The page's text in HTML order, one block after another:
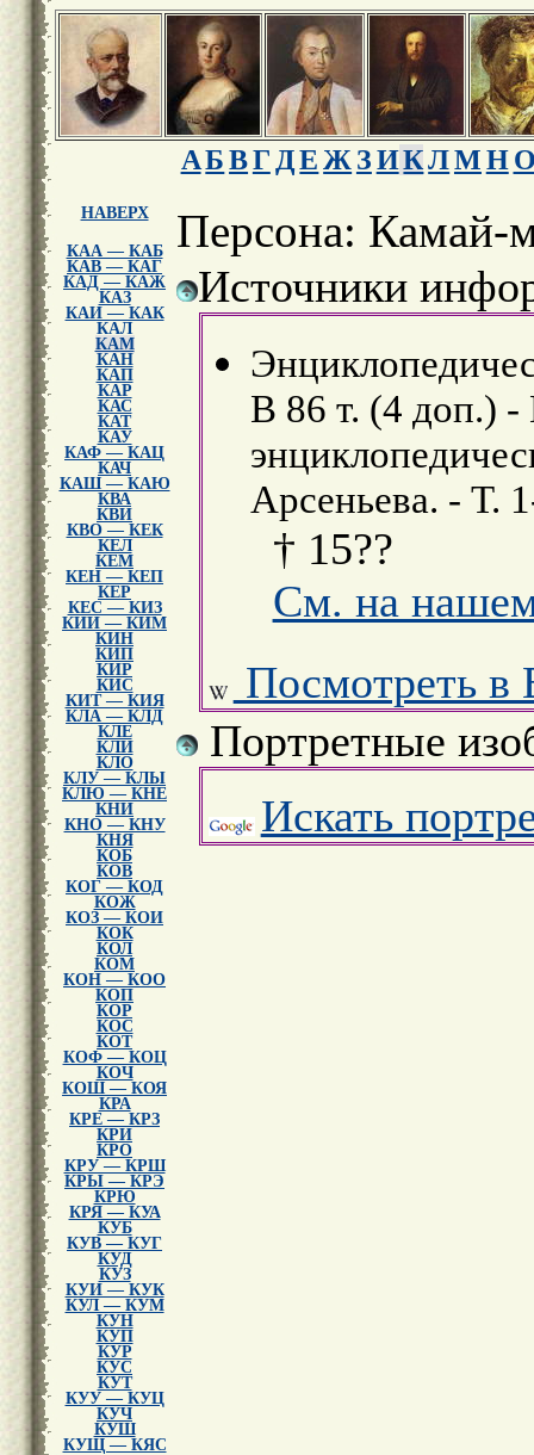
АБВГ ДЕ Ж ЗИКЛМН
НАВЕРХ
КАА — КАБ
КАВ — КАГ
КАД — КАЖ
КАЗ
КАИ — КАК
КАЛ
КАМ
КАН
КАП
КАР
КАС
КАТ
КАУ
КАФ — КАЦ
КАЧ
КАШ — КАЮ
КВА
КВИ
КВО — КЕК
КЕЛ
КЕМ
КЕН — КЕП
КЕР
КЕС — КИЗ
КИИ — КИМ
КИН
КИП
КИР
КИС
КИТ — КИЯ
КЛА — КЛД
КЛЕ
КЛИ
КЛО
КЛУ — КЛЫ
КЛЮ — КНЕ
КНИ
КНО — КНУ
КНЯ
КОБ
КОВ
КОГ — КОД
КОЖ
КОЗ — КОИ
КОК
КОЛ
КОМ
КОН — КОО
КОП
КОР
КОС
КОТ
КОФ — КОЦ
КОЧ
КОШ — КОЯ
КРА
КРЕ — КРЗ
КРИ
КРО
КРУ — КРШ
КРЫ — КРЭ
КРЮ
КРЯ — КУА
КУБ
КУВ — КУГ
КУД
КУЗ
КУИ — КУК
КУЛ — КУМ
КУН
КУП
КУР
КУС
КУТ
КУУ — КУЦ
КУЧ
КУШ
КУЩ — КЯС
Персона: Камай-
Источники
В 86 т. (4 доп.)
Арсеньева. - Т.
† 15??
См. на
Посмотреть в
Портретные
Искать